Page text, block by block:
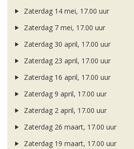
Zaterdag 14 mei, 17.00 uur
Zaterdag 7 mei, 17.00 uur
Zaterdag 30 april, 17.00 uur
Zaterdag 23 april, 17.00 uur
Zaterdag 16 april, 17.00 uur
Zaterdag 9 april, 17.00 uur
Zaterdag 2 april, 17.00 uur
Zaterdag 26 maart, 17.00 uur
Zaterdag 19 maart, 17.00 uur